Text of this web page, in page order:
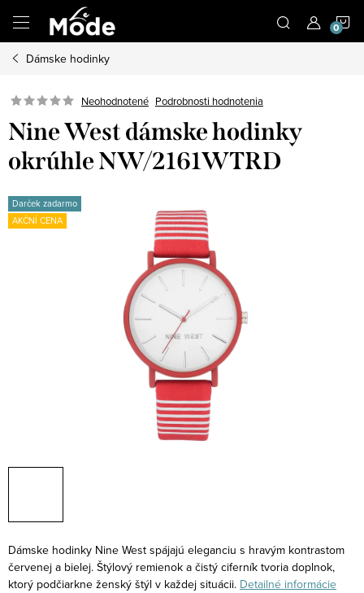
obsah
Dámske hodinky
Neohodnotené Podrobnosti hodnotenia
Nine West dámske hodinky
okrúhle NW/2161WTRD
Darček zadarmo
AKČNÍ CENA
Dámske hodinky Nine West spájajú eleganciu s hravým kontrastom
červenej a bielej. Štýlový remienok a čistý ciferník tvoria doplnok,
ktorý podčiarkne ženský štýl v každej situácii. Detailné informácie